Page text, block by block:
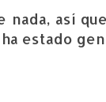
nada, así
estado